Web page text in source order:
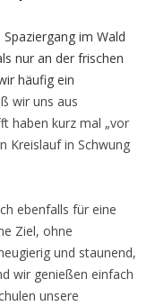
im Wald
nur an der frischen
häufig ein
wir uns aus
haben kurz mal „vor
Kreislauf in Schwung
ebenfalls für eine
Ziel, ohne
und staunend,
wir genießen einfach
unsere